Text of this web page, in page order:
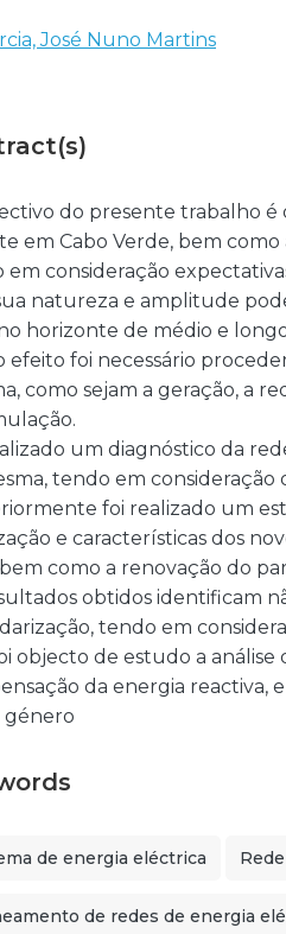
José Nuno Martins
do presente trabalho é
em Cabo Verde, bem
em consideração
natureza e amplitude
horizonte de médio e
efeito foi necessário
como sejam a geração, a
um diagnóstico da
tendo em
foi realizado um
e características dos
bem como a renovação do
obtidos identificam
tendo em
objecto de estudo a
da energia
género
de energia eléctrica
de redes de energia